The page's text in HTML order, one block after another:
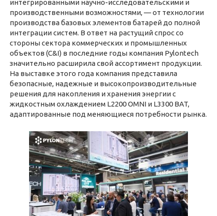
интегрированными научно-исследовательскими и
производственными возможностями, — от технологии
производства базовых элементов батарей до полной
интеграции систем. В ответ на растущий спрос со
стороны сектора коммерческих и промышленных
объектов (C&I) в последние годы компания Pylontech
значительно расширила свой ассортимент продукции.
На выставке этого года компания представила
безопасные, надежные и высокопроизводительные
решения для накопления и хранения энергии с
жидкостным охлаждением L2200 OMNI и L3300 BAT,
адаптированные под меняющиеся потребности рынка.